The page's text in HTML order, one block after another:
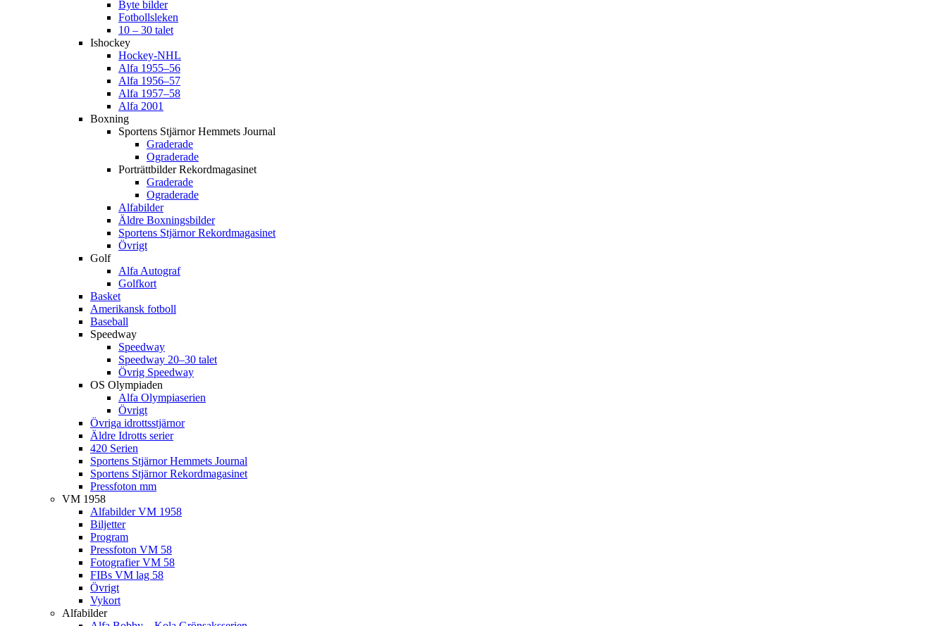
Byte bilder
Fotbollsleken
10 – 30 talet
Ishockey
Hockey-NHL
Alfa 1955–56
Alfa 1956–57
Alfa 1957–58
Alfa 2001
Boxning
Sportens Stjärnor Hemmets Journal
Graderade
Ograderade
Porträttbilder Rekordmagasinet
Graderade
Ograderade
Alfabilder
Äldre Boxningsbilder
Sportens Stjärnor Rekordmagasinet
Övrigt
Golf
Alfa Autograf
Golfkort
Basket
Amerikansk fotboll
Baseball
Speedway
Speedway
Speedway 20–30 talet
Övrig Speedway
OS Olympiaden
Alfa Olympiaserien
Övrigt
Övriga idrottsstjärnor
Äldre Idrotts serier
420 Serien
Sportens Stjärnor Hemmets Journal
Sportens Stjärnor Rekordmagasinet
Pressfoton mm
VM 1958
Alfabilder VM 1958
Biljetter
Program
Pressfoton VM 58
Fotografier VM 58
FIBs VM lag 58
Övrigt
Vykort
Alfabilder